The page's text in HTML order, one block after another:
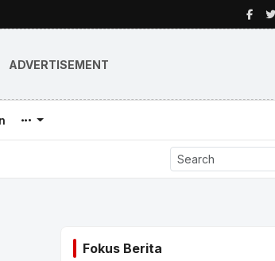
ADVERTISEMENT
Fokus Berita